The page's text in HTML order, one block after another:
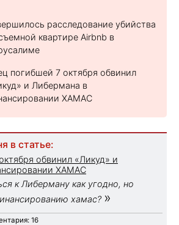
расследование убийства
квартире Airbnb в
погибшей 7 октября обвинил
и Либермана в
ХАМАС
в статье:
обвинил «Ликуд» и
ХАМАС
к Либерману как угодно, но
хамас? »
16